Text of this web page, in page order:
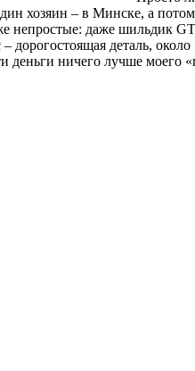
хозяин – в Минске, а
непростые: даже шильдик
деталь,
ничего лучше моего